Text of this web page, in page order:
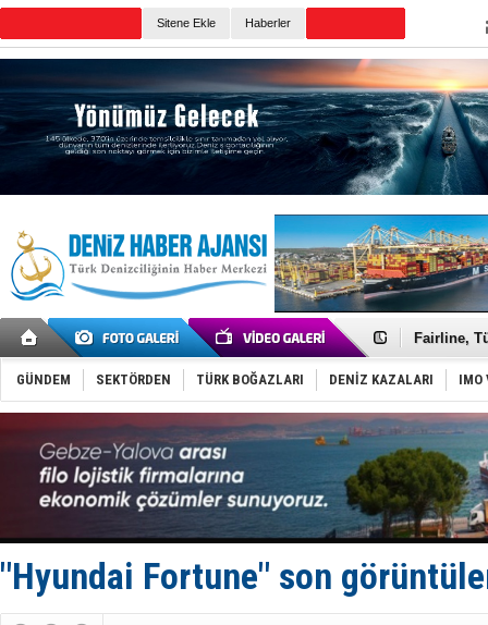
Sitene Ekle Haberler
Deniz
Fairline,
Baltık
Runit
Dünyanın
Türk
Hüseyin
Hat-San
Med
Tekne, su
Dışişleri
GÜNDEM SEKTÖRDEN TÜRK BOĞAZLARI DENİZ KAZALARI IMO
"Hyundai Fortune" son